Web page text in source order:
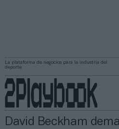
La plataforma de negocios para la industria del
deporte
David Beckham